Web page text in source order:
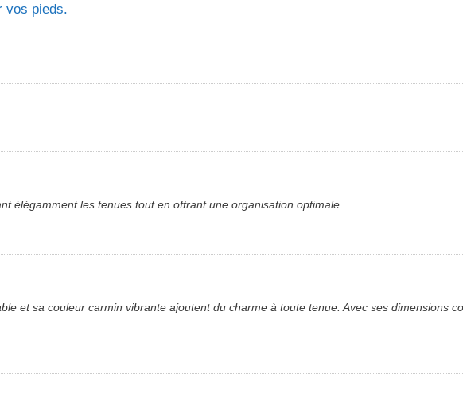
vos pieds.
élégamment les tenues tout en offrant une organisation optimale.
et sa couleur carmin vibrante ajoutent du charme à toute tenue. Avec ses dimensions